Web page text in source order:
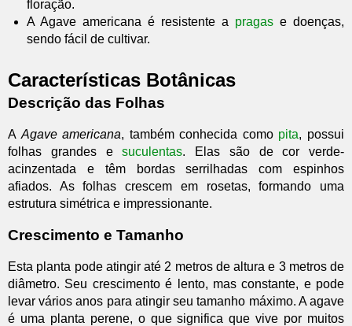
floração.
A Agave americana é resistente a pragas e doenças,
sendo fácil de cultivar.
Características Botânicas
Descrição das Folhas
A Agave americana, também conhecida como pita, possui
folhas grandes esuculentas. Elas são de cor verde-
acinzentada e têm bordas serrilhadas com espinhos
afiados. As folhas crescem em rosetas, formando uma
estrutura simétrica e impressionante.
Crescimento e Tamanho
Esta planta pode atingir até 2 metros de altura e 3 metros de
diâmetro. Seu crescimento é lento, mas constante, e pode
levar vários anos para atingir seu tamanho máximo. A agave
é uma planta perene, o que significa que vive por muitos